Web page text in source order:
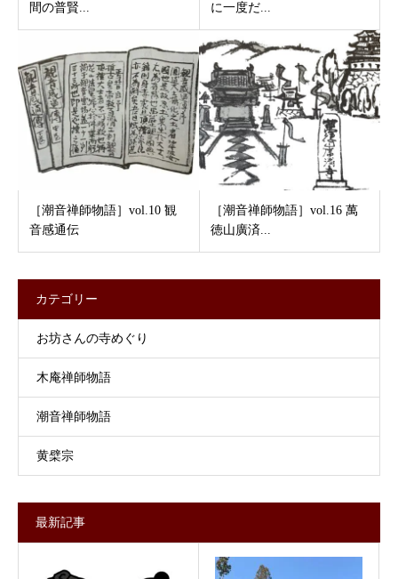
間の普賢...
に一度だ...
［潮音禅師物語］vol.10 観
音感通伝
［潮音禅師物語］vol.16 萬
徳山廣済...
カテゴリー
お坊さんの寺めぐり
木庵禅師物語
潮音禅師物語
黄檗宗
最新記事